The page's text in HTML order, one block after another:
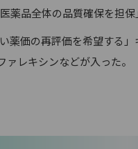
品全体の品質確保を担保
価の再評価を希望する
レキシンなどが入った。